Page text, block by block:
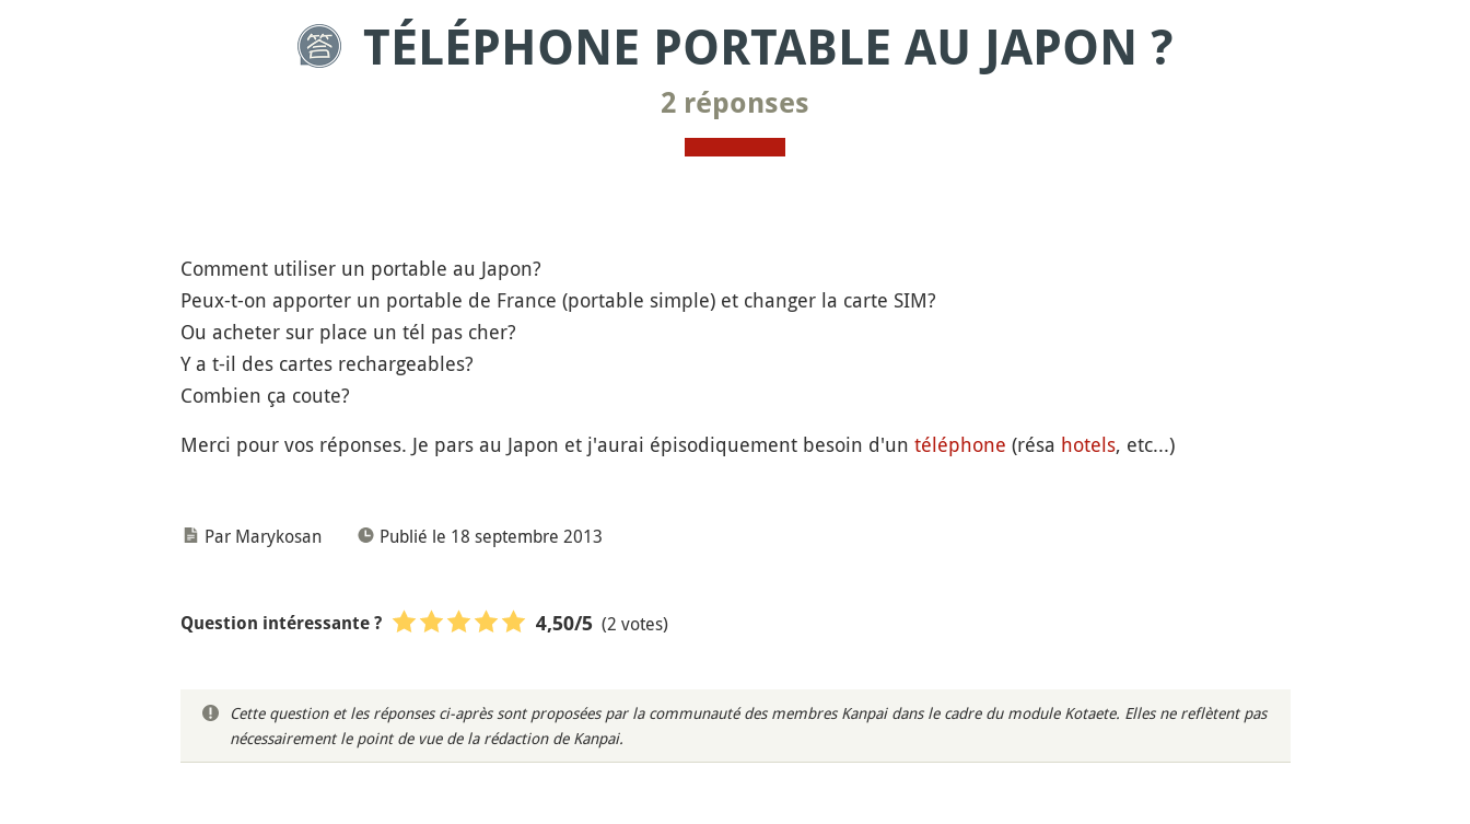
TÉLÉPHONE PORTABLE AU JAPON ?
2 réponses
Comment utiliser un portable au Japon?
Peux-t-on apporter un portable de France (portable simple) et changer la carte SIM?
Ou acheter sur place un tél pas cher?
Y a t-il des cartes rechargeables?
Combien ça coute?
Merci pour vos réponses. Je pars au Japon et j'aurai épisodiquement besoin d'un téléphone (résa hotels, etc...)
Par Marykosan Publié le 18 septembre 2013
Question intéressante ? 4,50/5 (2 votes)
Cette question et les réponses ci-après sont proposées par la communauté des membres Kanpai dans le cadre du module Kotaete. Elles ne reflètent pas
nécessairement le point de vue de la rédaction de Kanpai.